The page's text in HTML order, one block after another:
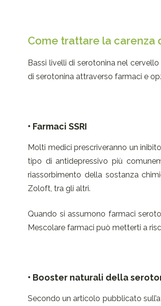
Come trattare la carenza
Bassi livelli di serotonina nel
di serotonina attraverso farmaci e
• Farmaci SSRI
Molti medici prescriveranno un
tipo di antidepressivo più
riassorbimento della sostanza
Zoloft, tra gli altri.
Quando si assumono farmaci
Mescolare farmaci può metterti a
• Booster naturali della
Secondo un articolo pubblicato